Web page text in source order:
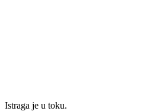
Istraga je u toku.